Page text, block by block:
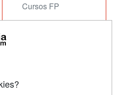
Cursos FP